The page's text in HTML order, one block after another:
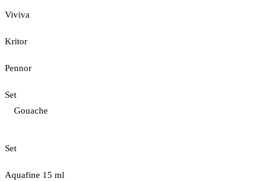
Viviva
Kritor
Pennor
Set
Gouache
Set
Aquafine 15 ml